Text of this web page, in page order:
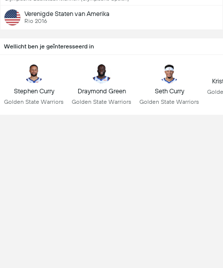
Verenigde Staten van Amerika
Rio 2016
Wellicht ben je geïnteresseerd in
Stephen Curry
Golden State Warriors
Draymond Green
Golden State Warriors
Seth Curry
Golden State Warriors